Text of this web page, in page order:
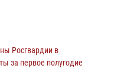
Росгвардии в
за первое полугодие